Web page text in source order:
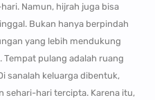
Namun, hijrah juga bisa
Bukan hanya berpindah
yang lebih mendukung
Tempat pulang adalah ruang
sanalah keluarga dibentuk,
sehari-hari tercipta. Karena itu,